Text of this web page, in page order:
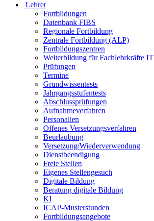
Lehrer
Fortbildungen
Datenbank FIBS
Regionale Fortbildung
Zentrale Fortbildung (ALP)
Fortbildungszentren
Weiterbildung für Fachlehrkräfte IT
Prüfungen
Termine
Grundwissentests
Jahrgangsstufentests
Abschlussprüfungen
Aufnahmeverfahren
Personalien
Offenes Versetzungsverfahren
Beurlaubung
Versetzung/Wiederverwendung
Dienstbeendigung
Freie Stellen
Eigenes Stellengesuch
Digitale Bildung
Beratung digitale Bildung
KI
ICAP-Musterstunden
Fortbildungsangebote